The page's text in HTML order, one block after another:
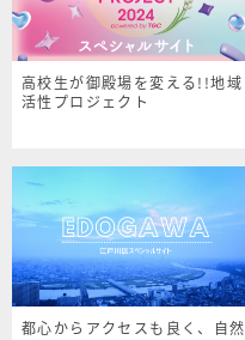
高校生が御殿場を変える!!地域
活性プロジェクト
都心からアクセスも良く、自然